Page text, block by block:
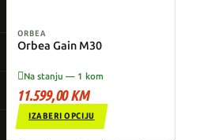
ORBEA
Orbea Gain M30
Na stanju — 1 kom
11.599,00 KM
IZABERI OPCIJU